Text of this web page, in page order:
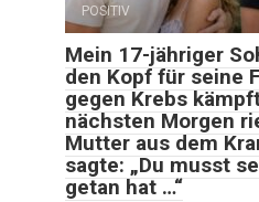
POSITIV
Mein 17-jähriger
den Kopf für seine
gegen Krebs
nächsten Morgen
Mutter aus dem
sagte: „Du musst
getan hat …“